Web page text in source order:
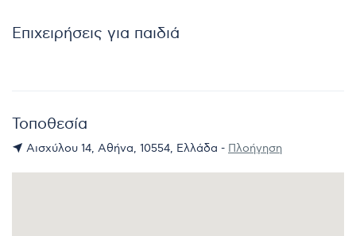
Επιχειρήσεις για παιδιά
Τοποθεσία
Αισχύλου 14, Αθήνα, 10554, Ελλάδα - Πλοήγηση